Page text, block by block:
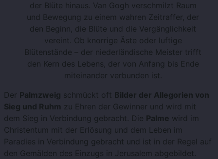
der Blüte hinaus. Van Gogh verschmilzt Raum
und Bewegung zu einem wahren Zeitraffer, der
den Beginn, die Blüte und die Vergänglichkeit
vereint. Ob knorrige Äste oder luftige
Blütenstände – der niederländische Meister trifft
den Kern des Lebens, der von Anfang bis Ende
miteinander verbunden ist.
Der Palmzweig schmückt oft Bilder der Allegorien von
Sieg und Ruhm zu Ehren der Gewinner und wird mit
dem Sieg in Verbindung gebracht. Die Palme wird im
Christentum mit der Erlösung und dem Leben im
Paradies in Verbindung gebracht und ist in der Regel auf
den Gemälden des Einzugs in Jerusalem abgebildet.